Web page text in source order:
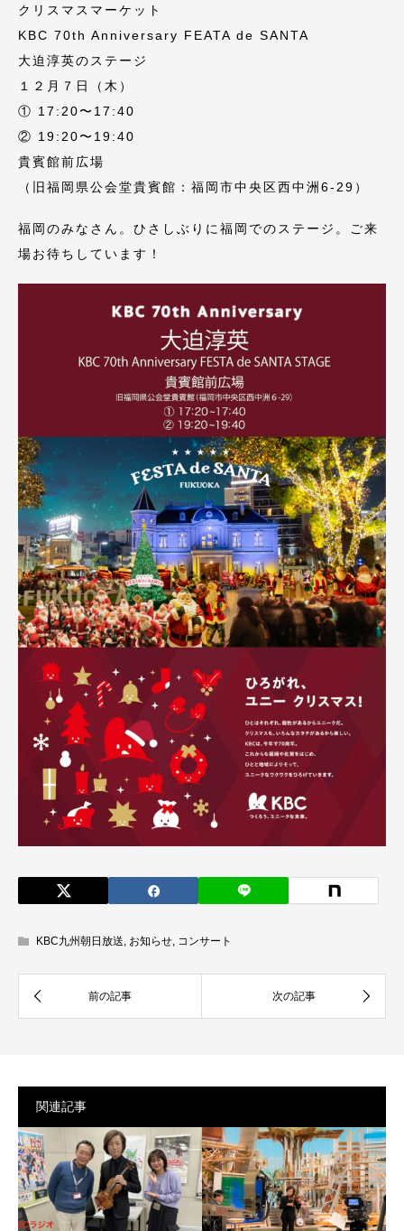
クリスマスマーケット
KBC 70th Anniversary FEATA de SANTA
大迫淳英のステージ
１２月７日（木）
① 17:20〜17:40
② 19:20〜19:40
貴賓館前広場
（旧福岡県公会堂貴賓館：福岡市中央区西中洲6-29）
福岡のみなさん。ひさしぶりに福岡でのステージ。ご来
場お待ちしています！
KBC九州朝日放送, お知らせ, コンサート
関連記事